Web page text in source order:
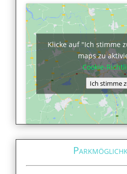
Klicke auf "Ich stimme
maps zu
Cookie-
Ich stimme